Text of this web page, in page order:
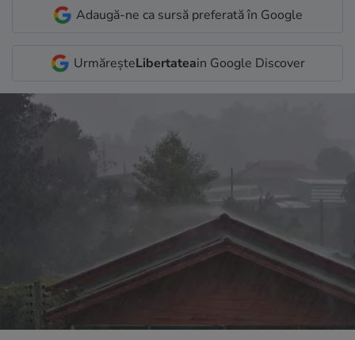
Adaugă-ne ca sursă preferată în Google
UrmăreșteLibertateain Google Discover